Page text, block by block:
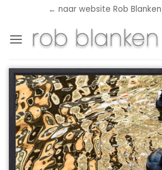
inhoud
← naar website Rob